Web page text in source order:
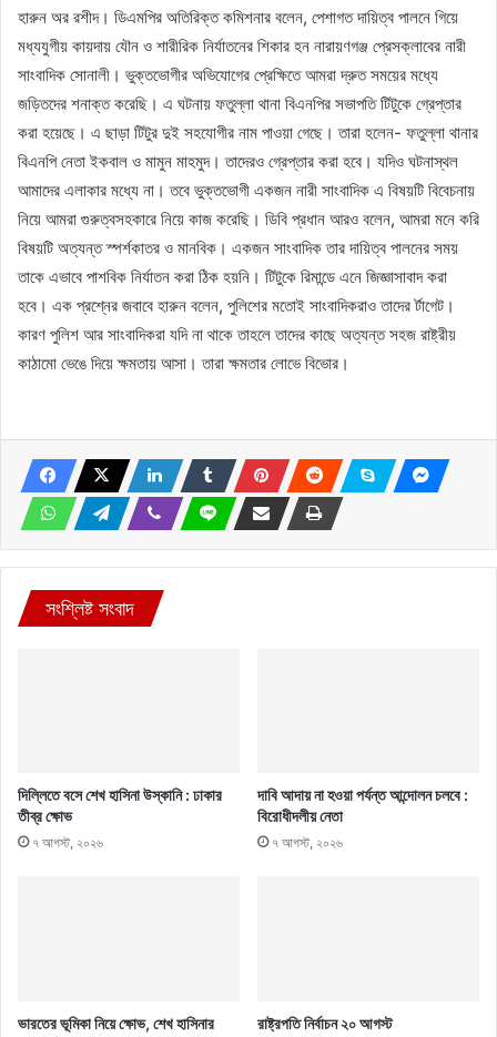
হারুন অর রশীদ। ডিএমপির অতিরিক্ত কমিশনার বলেন, পেশাগত দায়িত্ব পালনে গিয়ে
মধ্যযুগীয় কায়দায় যৌন ও শারীরিক নির্যাতনের শিকার হন নারায়ণগঞ্জ প্রেসক্লাবের নারী
সাংবাদিক সোনালী। ভুক্তভোগীর অভিযোগের প্রেক্ষিতে আমরা দ্রুত সময়ের মধ্যে
জড়িতদের শনাক্ত করেছি। এ ঘটনায় ফতুল্লা থানা বিএনপির সভাপতি টিটুকে গ্রেপ্তার
করা হয়েছে। এ ছাড়া টিটুর দুই সহযোগীর নাম পাওয়া গেছে। তারা হলেন- ফতুল্লা থানার
বিএনপি নেতা ইকবাল ও মামুন মাহমুদ। তাদেরও গ্রেপ্তার করা হবে। যদিও ঘটনাস্থল
আমাদের এলাকার মধ্যে না। তবে ভুক্তভোগী একজন নারী সাংবাদিক এ বিষয়টি বিবেচনায়
নিয়ে আমরা গুরুত্বসহকারে নিয়ে কাজ করেছি। ডিবি প্রধান আরও বলেন, আমরা মনে করি
বিষয়টি অত্যন্ত স্পর্শকাতর ও মানবিক। একজন সাংবাদিক তার দায়িত্ব পালনের সময়
তাকে এভাবে পাশবিক নির্যাতন করা ঠিক হয়নি। টিটুকে রিমান্ডে এনে জিজ্ঞাসাবাদ করা
হবে। এক প্রশ্নের জবাবে হারুন বলেন, পুলিশের মতোই সাংবাদিকরাও তাদের র্টাগেট।
কারণ পুলিশ আর সাংবাদিকরা যদি না থাকে তাহলে তাদের কাছে অত্যন্ত সহজ রাষ্ট্রীয়
কাঠামো ভেঙে দিয়ে ক্ষমতায় আসা। তারা ক্ষমতার লোভে বিভোর।
সংশ্লিষ্ট সংবাদ
দিল্লিতে বসে শেখ হাসিনা উস্কানি : ঢাকার
তীব্র ক্ষোভ
৭ আগস্ট, ২০২৬
দাবি আদায় না হওয়া পর্যন্ত আন্দোলন চলবে :
বিরোধীদলীয় নেতা
৭ আগস্ট, ২০২৬
ভারতের ভূমিকা নিয়ে ক্ষোভ, শেখ হাসিনার
রাষ্ট্রপতি নির্বাচন ২০ আগস্ট